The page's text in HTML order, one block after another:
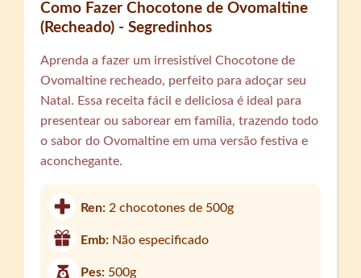
Como Fazer Chocotone de Ovomaltine
(Recheado) - Segredinhos
Aprenda a fazer um irresistível Chocotone de
Ovomaltine recheado, perfeito para adoçar seu
Natal. Essa receita fácil e deliciosa é ideal para
presentear ou saborear em família, trazendo todo
o sabor do Ovomaltine em uma versão festiva e
aconchegante.
Ren: 2 chocotones de 500g
Emb: Não especificado
Pes: 500g